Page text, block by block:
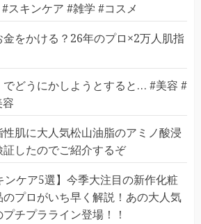
スキンケア #雑学 #コスメ
をかける？26年のプロ×2万人肌指
でどうにかしようとすると… #美容 #
性肌に大人気松山油脂のアミノ酸浸
したのでご紹介するぞ
ンケア5選】今季大注目の新作化粧
プロがいち早く解説！あの大人気
チプラライン登場！！